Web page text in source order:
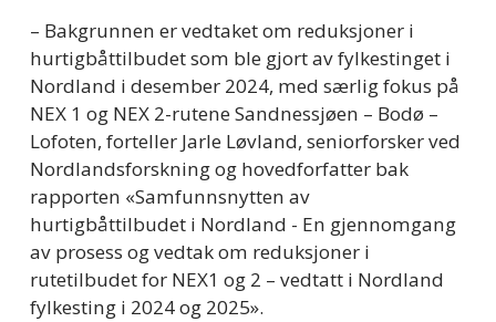
– Bakgrunnen er vedtaket om reduksjoner i
hurtigbåttilbudet som ble gjort av fylkestinget i
Nordland i desember 2024, med særlig fokus på
NEX 1 og NEX 2-rutene Sandnessjøen – Bodø –
Lofoten, forteller Jarle Løvland, seniorforsker ved
Nordlandsforskning og hovedforfatter bak
rapporten «Samfunnsnytten av
hurtigbåttilbudet i Nordland - En gjennomgang
av prosess og vedtak om reduksjoner i
rutetilbudet for NEX1 og 2 – vedtatt i Nordland
fylkesting i 2024 og 2025».